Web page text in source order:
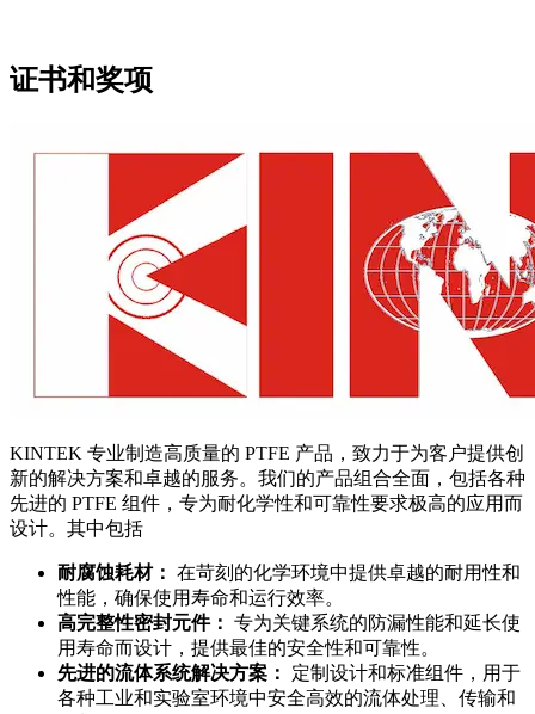
证书和奖项
KINTEK 专业制造高质量的 PTFE 产品，致力于为客户提供创
新的解决方案和卓越的服务。我们的产品组合全面，包括各种
先进的 PTFE 组件，专为耐化学性和可靠性要求极高的应用而
设计。其中包括
耐腐蚀耗材： 在苛刻的化学环境中提供卓越的耐用性和
性能，确保使用寿命和运行效率。
高完整性密封元件： 专为关键系统的防漏性能和延长使
用寿命而设计，提供最佳的安全性和可靠性。
先进的流体系统解决方案： 定制设计和标准组件，用于
各种工业和实验室环境中安全高效的流体处理、传输和